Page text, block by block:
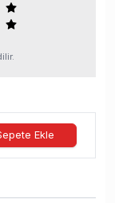
Ekle